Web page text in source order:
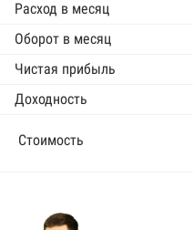
Расход в месяц
Оборот в месяц
Чистая прибыль
Доходность
Стоимость